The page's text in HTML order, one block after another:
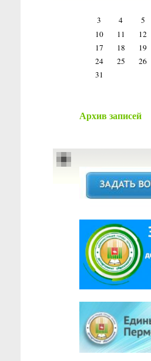
3
4 5
10
11 12
17
18 19
24
25 26
31
Архив записей